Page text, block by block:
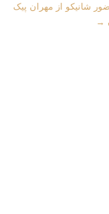
شانیکو از مهران پیک
→